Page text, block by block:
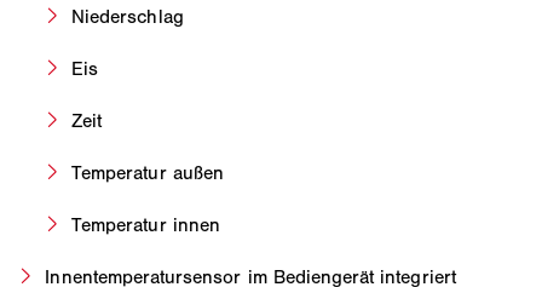
Niederschlag
Eis
Zeit
Temperatur außen
Temperatur innen
Innentemperatursensor im Bediengerät integriert